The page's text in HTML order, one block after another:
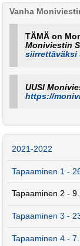
Vanha
TÄMÄ on
Moniviestin
siirrettäväksi
UUSI
https://
2021-2022
Tapaaminen 1 -
Tapaaminen 2 -
Tapaaminen 3 -
Tapaaminen 4 -